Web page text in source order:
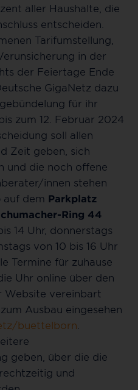
aller Haushalte, die
entscheiden.
Tarifumstellung,
in der
der Feiertage Ende
GigaNetz dazu
für ihr
zum 12. Februar 2024
soll allen
Zeit geben, sich
und die noch offene
innen stehen
auf dem Parkplatz
Ring 44
14 Uhr, donnerstags
von 10 bis 16 Uhr
Termine für zuhause
Uhr online über den
Website vereinbart
Ausbau eingesehen
buettelborn
geben, über die die
und